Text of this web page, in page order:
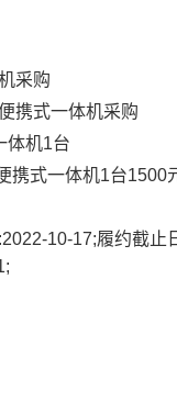
采购
携式一体机采购
体机1台
携式一体机1台1500
10-17;履约截